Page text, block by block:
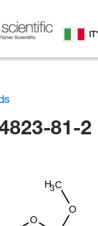
IT
81-2
O
O
H3C